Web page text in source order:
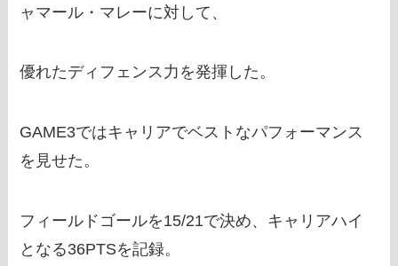
ャマール・マレーに対して、
優れたディフェンス力を発揮した。
GAME3ではキャリアでベストなパフォーマンス
を見せた。
フィールドゴールを15/21で決め、キャリアハイ
となる36PTSを記録。